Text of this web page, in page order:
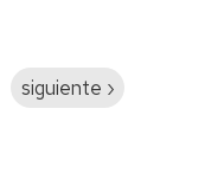
Siguiente
siguiente ›